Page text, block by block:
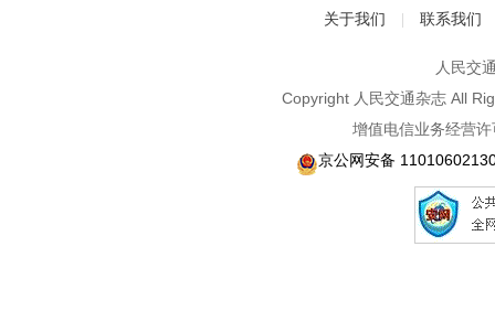
关于我们 联系我们
人民交
Copyright 人民交通杂志 All
增值电信业务经营
京公网安备